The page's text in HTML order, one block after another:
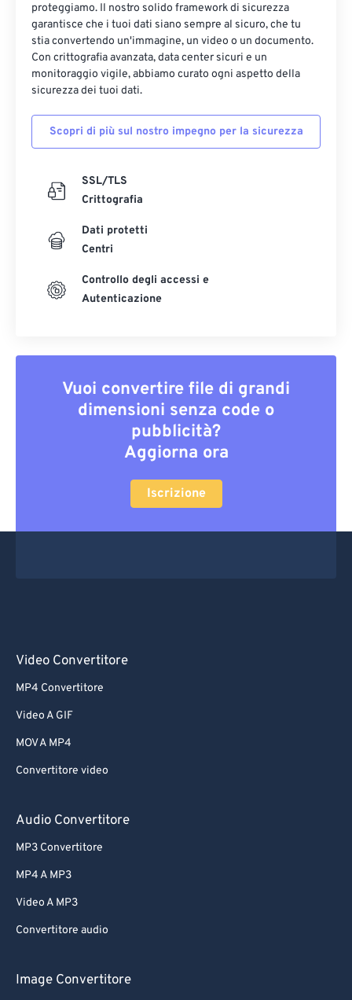
proteggiamo. Il nostro solido framework di sicurezza
garantisce che i tuoi dati siano sempre al sicuro, che tu
stia convertendo un'immagine, un video o un documento.
Con crittografia avanzata, data center sicuri e un
monitoraggio vigile, abbiamo curato ogni aspetto della
sicurezza dei tuoi dati.
Scopri di più sul nostro impegno per la sicurezza
SSL/TLS
Crittografia
Dati protetti
Centri
Controllo degli accessi e
Autenticazione
Vuoi convertire file di grandi
dimensioni senza code o
pubblicità?
Aggiorna ora
Iscrizione
Video Convertitore
MP4 Convertitore
Video A GIF
MOV A MP4
Convertitore video
Audio Convertitore
MP3 Convertitore
MP4 A MP3
Video A MP3
Convertitore audio
Image Convertitore